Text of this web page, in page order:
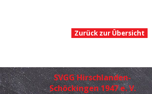
Zurück zur Übersicht
SVGG Hirschlanden-
Schöckingen 1947 e. V.